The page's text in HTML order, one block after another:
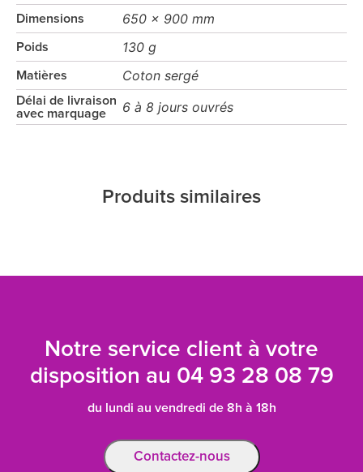
Dimensions 650 x 900 mm
Poids 130 g
Matières Coton sergé
Délai de livraison
avec marquage
6 à 8 jours ouvrés
Produits similaires
Notre service client à votre
disposition au 04 93 28 08 79
du lundi au vendredi de 8h à 18h
Contactez-nous